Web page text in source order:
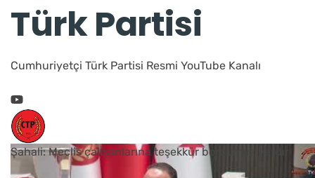
Türk Partisi
Cumhuriyetçi Türk Partisi Resmi YouTube Kanalı
Şahali: Meclis çalışanlarına teşekkür borcumuz vardır